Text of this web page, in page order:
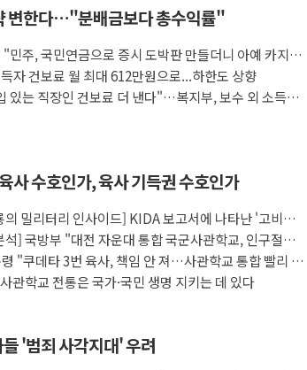
대 숨져…온열질환 여부 조사
능시험 오전 집중 편성…체감온도 38도 넘으면 중단
르기 방지법' 전면 재검토 지시
시간당 20~30mm 강한 비...가뭄 해소될 듯
속…내륙 곳곳 소나기
…청주·진천 35도, 곳곳 소나기
·공소청 출범…피해자들 '범죄 사각지대' 우려
보안 새판 짠다…'자율규제단체' 타진
경선 발표...김민석 '재역전' vs 정청래 '격차 확대'
변한다…"분배금보다 총수익률"
"민주, 국민연금으로 증시 도박판 만들더니 아예 카지노
"자 건보료 월 최대 612만원으로...하한도 상향
있는 직장인 건보료 더 낸다"…복지부, 보수 외 소득월
사 수호인가, 육사 기득권 수호인가
의 밀리터리 인사이드] KIDA 보고서에 나타난 '고비용
사관생도 양성의 '민낯'
석] 국방부 "대전 자운대 통합 국군사관학교, 인구절벽·
전작권·합동성 대응 구조개혁"
"쿠데타 3번 육사, 책임 안 져…사관학교 통합 빨리 하
관학교 전통은 국가·국민 생명 지키는 데 있다
'범죄 사각지대' 우려